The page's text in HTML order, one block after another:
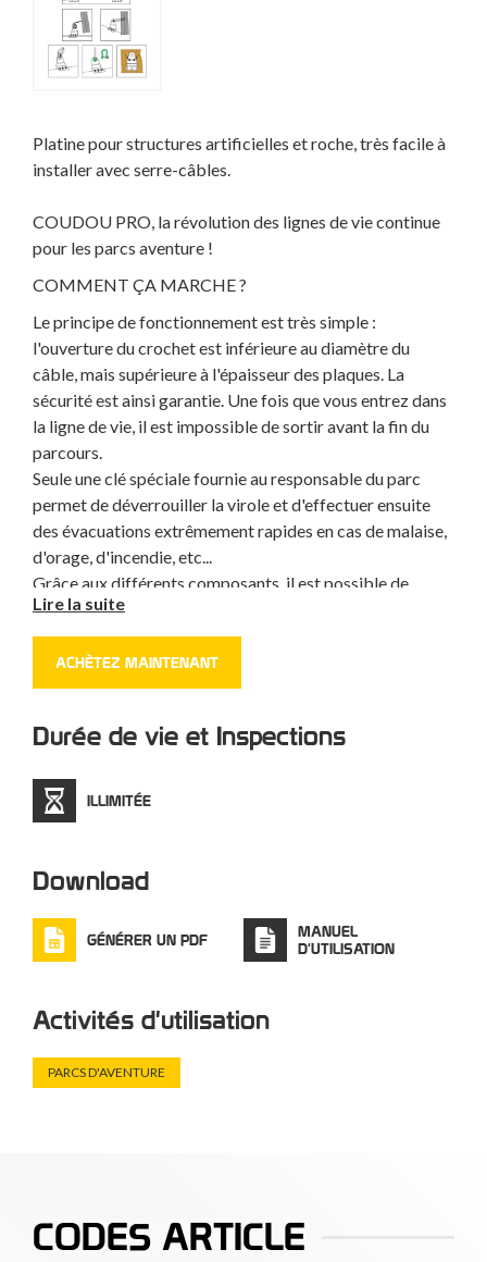
Platine pour structures artificielles et roche, très facile à
installer avec serre-câbles.
COUDOU PRO, la révolution des lignes de vie continue
pour les parcs aventure !
COMMENT ÇA MARCHE ?
Le principe de fonctionnement est très simple :
l'ouverture du crochet est inférieure au diamètre du
câble, mais supérieure à l'épaisseur des plaques. La
sécurité est ainsi garantie. Une fois que vous entrez dans
la ligne de vie, il est impossible de sortir avant la fin du
parcours.
Seule une clé spéciale fournie au responsable du parc
permet de déverrouiller la virole et d'effectuer ensuite
des évacuations extrêmement rapides en cas de malaise,
d'orage, d'incendie, etc...
Grâce aux différents composants, il est possible de
sécuriser toutes les étapes et les différents jeux de votre
parc, tels que les sauts pendulaires, avec le nouveau
ZAZA 2 Connect. Le système Coudou Pro vous
permettra de faire des économies sur les frais de
sécurité à vos clients.
Lire la suite
ACHÈTEZ MAINTENANT
Durée de vie et Inspections
ILLIMITÉE
Download
GÉNÉRER UN PDF
MANUEL
D'UTILISATION
Activités d'utilisation
PARCS D'AVENTURE
CODES ARTICLE